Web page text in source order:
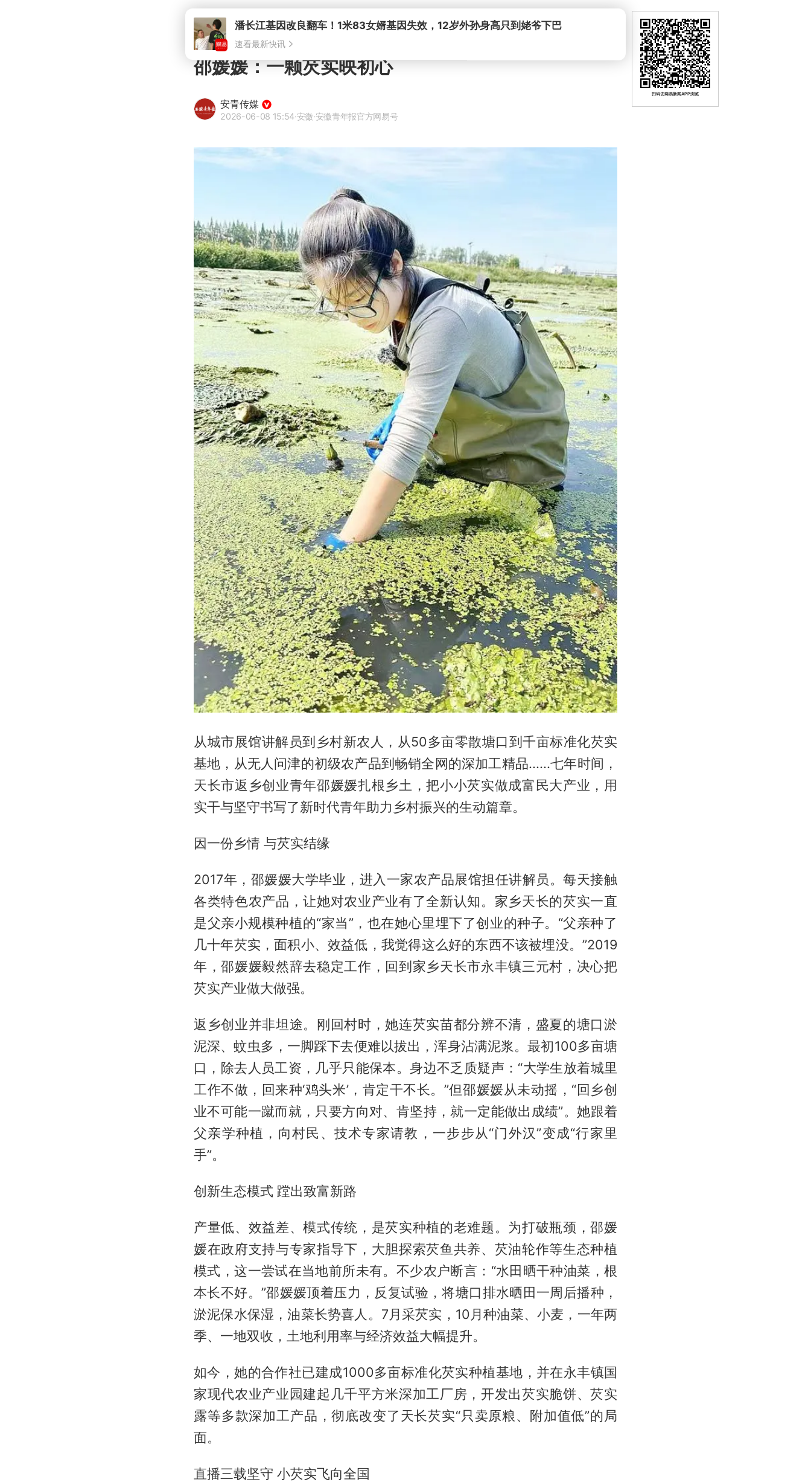
潘长江基因改良翻车！1米83女婿基因失效，12岁外孙身高只到姥爷下巴
速看最新快讯
邵媛媛：一颗芡实映初心
安青传媒
2026-06-08 15:54·安徽·安徽青年报官方网易号
从城市展馆讲解员到乡村新农人，从50多亩零散塘口到千亩标准化芡实
基地，从无人问津的初级农产品到畅销全网的深加工精品......七年时间，
天长市返乡创业青年邵媛媛扎根乡土，把小小芡实做成富民大产业，用
实干与坚守书写了新时代青年助力乡村振兴的生动篇章。
因一份乡情 与芡实结缘
2017年，邵媛媛大学毕业，进入一家农产品展馆担任讲解员。每天接触
各类特色农产品，让她对农业产业有了全新认知。家乡天长的芡实一直
是父亲小规模种植的“家当”，也在她心里埋下了创业的种子。“父亲种了
几十年芡实，面积小、效益低，我觉得这么好的东西不该被埋没。”2019
年，邵媛媛毅然辞去稳定工作，回到家乡天长市永丰镇三元村，决心把
芡实产业做大做强。
返乡创业并非坦途。刚回村时，她连芡实苗都分辨不清，盛夏的塘口淤
泥深、蚊虫多，一脚踩下去便难以拔出，浑身沾满泥浆。最初100多亩塘
口，除去人员工资，几乎只能保本。身边不乏质疑声：“大学生放着城里
工作不做，回来种‘鸡头米’，肯定干不长。”但邵媛媛从未动摇，“回乡创
业不可能一蹴而就，只要方向对、肯坚持，就一定能做出成绩”。她跟着
父亲学种植，向村民、技术专家请教，一步步从“门外汉”变成“行家里
手”。
创新生态模式 蹚出致富新路
产量低、效益差、模式传统，是芡实种植的老难题。为打破瓶颈，邵媛
媛在政府支持与专家指导下，大胆探索芡鱼共养、芡油轮作等生态种植
模式，这一尝试在当地前所未有。不少农户断言：“水田晒干种油菜，根
本长不好。”邵媛媛顶着压力，反复试验，将塘口排水晒田一周后播种，
淤泥保水保湿，油菜长势喜人。7月采芡实，10月种油菜、小麦，一年两
季、一地双收，土地利用率与经济效益大幅提升。
如今，她的合作社已建成1000多亩标准化芡实种植基地，并在永丰镇国
家现代农业产业园建起几千平方米深加工厂房，开发出芡实脆饼、芡实
露等多款深加工产品，彻底改变了天长芡实“只卖原粮、附加值低”的局
面。
直播三载坚守 小芡实飞向全国
扫码去网易新闻APP浏览